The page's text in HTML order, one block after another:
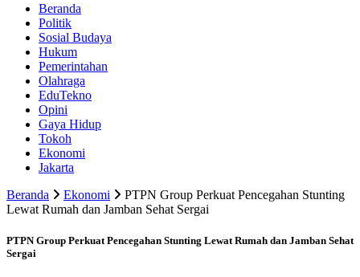
Beranda
Politik
Sosial Budaya
Hukum
Pemerintahan
Olahraga
EduTekno
Opini
Gaya Hidup
Tokoh
Ekonomi
Jakarta
Beranda
Ekonomi
PTPN Group Perkuat Pencegahan Stunting
Lewat Rumah dan Jamban Sehat Sergai
PTPN Group Perkuat Pencegahan Stunting Lewat Rumah dan Jamban Sehat
Sergai